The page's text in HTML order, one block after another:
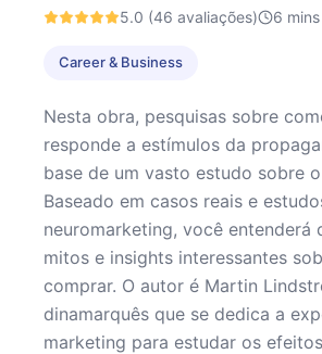
5.0 (46 avaliações) 6 mins
Career & Business
Nesta obra, pesquisas sobre
responde a estímulos da
base de um vasto estudo sobre
Baseado em casos reais e
neuromarketing, você entenderá
mitos e insights interessantes
comprar. O autor é Martin
dinamarquês que se dedica a
marketing para estudar os